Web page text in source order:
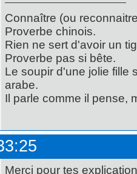
Connaître (ou
Proverbe chinois.
Rien ne sert d'avoir un
Proverbe pas si bête.
Le soupir d'une jolie fille
arabe.
Il parle comme il pense,
Merci pour tes